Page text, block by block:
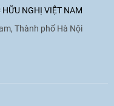
Hoa Kỳ hỗ trợ
danh tính người mất
HỮU NGHỊ VIỆT NAM
Thành phố Hà Nội